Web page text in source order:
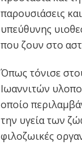
παρουσιάσεις
υπεύθυνης
που ζουν στο
Όπως τόνισε
Ιωαννιτών
οποίο
την υγεία των
φιλοζωικές